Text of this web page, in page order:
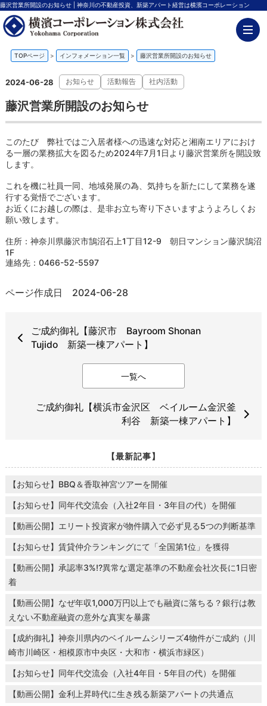
藤沢営業所開設のお知らせ | 神奈川の不動産投資、新築アパート経営は横濱コーポレーション
TOPページ > インフォメーション一覧 > 藤沢営業所開設のお知らせ
2024-06-28 お知らせ 活動報告 社内活動
藤沢営業所開設のお知らせ
このたび 弊社ではご入居者様への迅速な対応と湘南エリアにおけ
る一層の業務拡大を図るため2024年7月1日より藤沢営業所を開設致
します。
これを機に社員一同、地域発展の為、気持ちを新たにして業務を遂
行する覚悟でございます。
お近くにお越しの際は、是非お立ち寄り下さいますようよろしくお
願い致します。
住所：神奈川県藤沢市鵠沼石上1丁目12-9 朝日マンション藤沢鵠沼
1F
連絡先：0466-52-5597
ページ作成日 2024-06-28
ご成約御礼【藤沢市 Bayroom Shonan
Tujido 新築一棟アパート】
一覧へ
ご成約御礼【横浜市金沢区 ベイルーム金沢釜
利谷 新築一棟アパート】
【最新記事】
【お知らせ】BBQ＆香取神宮ツアーを開催
【お知らせ】同年代交流会（入社2年目・3年目の代）を開催
【動画公開】エリート投資家が物件購入で必ず見る5つの判断基準
【お知らせ】賃貸仲介ランキングにて「全国第1位」を獲得
【動画公開】承認率3%!?異常な選定基準の不動産会社次長に1日密
着
【動画公開】なぜ年収1,000万円以上でも融資に落ちる？銀行は教
えない不動産融資の意外な真実を暴露
【成約御礼】神奈川県内のベイルームシリーズ4物件がご成約（川
崎市川崎区・相模原市中央区・大和市・横浜市緑区）
【お知らせ】同年代交流会（入社4年目・5年目の代）を開催
【動画公開】金利上昇時代に生き残る新築アパートの共通点